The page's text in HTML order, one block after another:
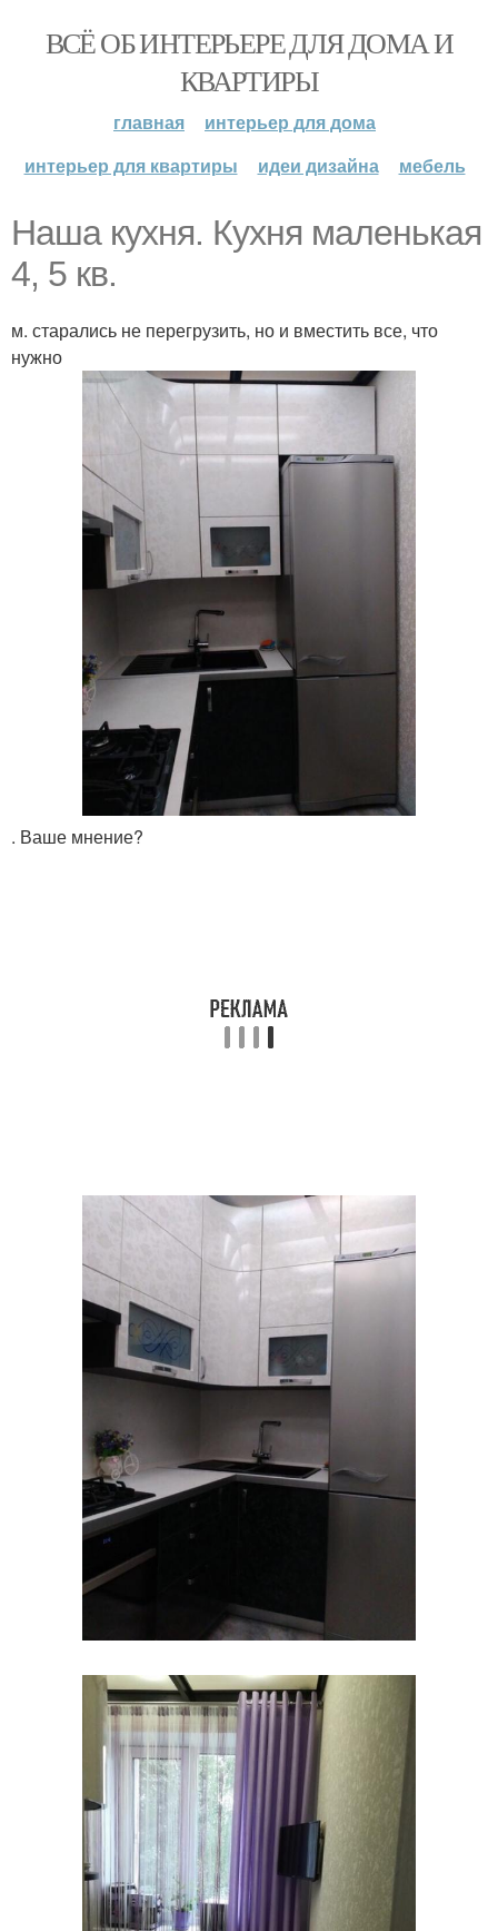
ВСЁ ОБ ИНТЕРЬЕРЕ ДЛЯ ДОМА И
КВАРТИРЫ
главная
интерьер для дома
интерьер для квартиры
идеи дизайна мебель
Наша кухня. Кухня маленькая
4, 5 кв.
м. старались не перегрузить, но и вместить все, что
нужно
. Ваше мнение?